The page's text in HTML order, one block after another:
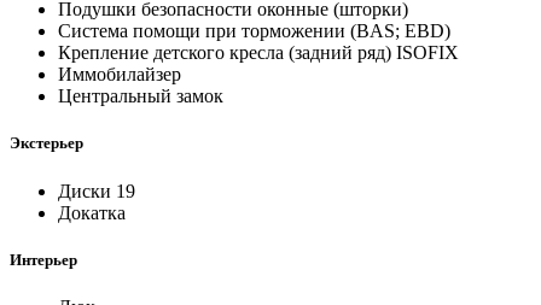
Подушки безопасности оконные (шторки)
Система помощи при торможении (BAS; EBD)
Крепление детского кресла (задний ряд) ISOFIX
Иммобилайзер
Центральный замок
Экстерьер
Диски 19
Докатка
Интерьер